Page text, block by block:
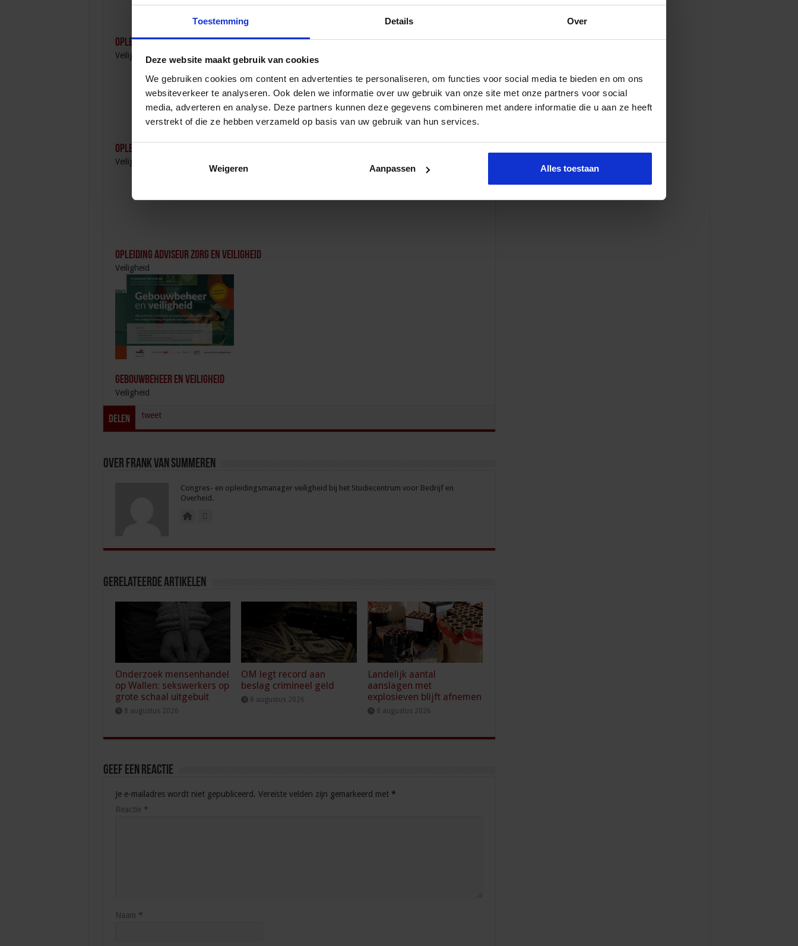
Toestemming Details Over
Deze website maakt gebruik van cookies
We gebruiken cookies om content en advertenties te personaliseren, om functies voor social media te bieden en om ons
websiteverkeer te analyseren. Ook delen we informatie over uw gebruik van onze site met onze partners voor social
media, adverteren en analyse. Deze partners kunnen deze gegevens combineren met andere informatie die u aan ze heeft
verstrekt of die ze hebben verzameld op basis van uw gebruik van hun services.
Weigeren Aanpassen Alles toestaan
Opleiding Personen met onbegrepen gedrag
Veiligheid
Opleiding Sociale Veiligheid in de Organisatie
Veiligheid
Opleiding Adviseur zorg en veiligheid
Veiligheid
Gebouwbeheer en veiligheid
Veiligheid
Delen tweet
Over Frank van Summeren
Congres- en opleidingsmanager veiligheid bij het Studiecentrum voor Bedrijf en
Overheid.
Gerelateerde Artikelen
Onderzoek mensenhandel
op Wallen: sekswerkers op
grote schaal uitgebuit
8 augustus 2026
OM legt record aan
beslag crimineel geld
8 augustus 2026
Landelijk aantal
aanslagen met
explosieven blijft afnemen
8 augustus 2026
Geef een reactie
Je e-mailadres wordt niet gepubliceerd. Vereiste velden zijn gemarkeerd met *
Reactie *
Naam *